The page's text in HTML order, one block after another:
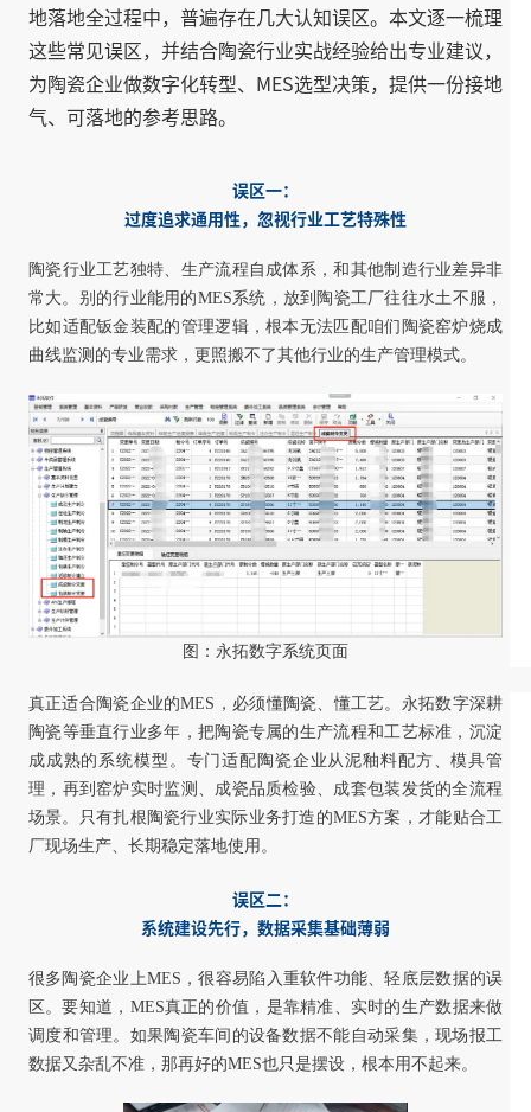
地落地全过程中，普遍存在几大认知误区。本文逐一梳理
这些常见误区，并结合陶瓷行业实战经验给出专业建议，
为陶瓷企业做数字化转型、MES选型决策，提供一份接地
气、可落地的参考思路。
误区一：
过度追求通用性，忽视行业工艺特殊性
陶瓷行业工艺独特、生产流程自成体系，和其他制造行业差异非
常大。别的行业能用的MES系统，放到陶瓷工厂往往水土不服，
比如适配钣金装配的管理逻辑，根本无法匹配咱们陶瓷窑炉烧成
曲线监测的专业需求，更照搬不了其他行业的生产管理模式。
图：永拓数字系统页面
真正适合陶瓷企业的MES，必须懂陶瓷、懂工艺。永拓数字深耕
陶瓷等垂直行业多年，把陶瓷专属的生产流程和工艺标准，沉淀
成成熟的系统模型。专门适配陶瓷企业从泥釉料配方、模具管
理，再到窑炉实时监测、成瓷品质检验、成套包装发货的全流程
场景。只有扎根陶瓷行业实际业务打造的MES方案，才能贴合工
厂现场生产、长期稳定落地使用。
误区二：
系统建设先行，数据采集基础薄弱
很多陶瓷企业上MES，很容易陷入重软件功能、轻底层数据的误
区。要知道，MES真正的价值，是靠精准、实时的生产数据来做
调度和管理。如果陶瓷车间的设备数据不能自动采集，现场报工
数据又杂乱不准，那再好的MES也只是摆设，根本用不起来。